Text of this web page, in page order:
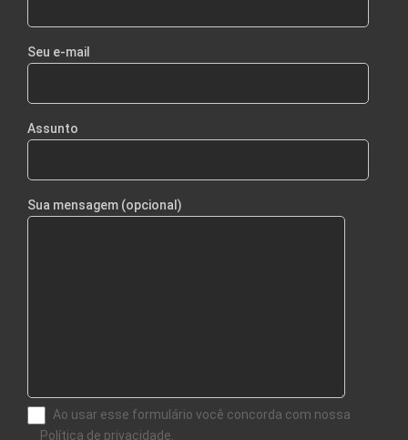
Seu e-mail
Assunto
Sua mensagem (opcional)
Ao usar esse formulário você concorda com nossa
Política de privacidade.